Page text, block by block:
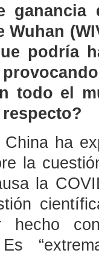
Wuhan
podría
todo el
ha
la
la
hecho